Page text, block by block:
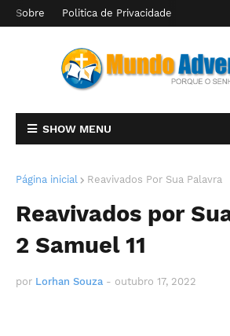
Sobre Politica de Privacidade
SHOW MENU
Página inicial Reavivados Por Sua Palavra
Reavivados por
2 Samuel 11
por Lorhan Souza - outubro 17, 2022